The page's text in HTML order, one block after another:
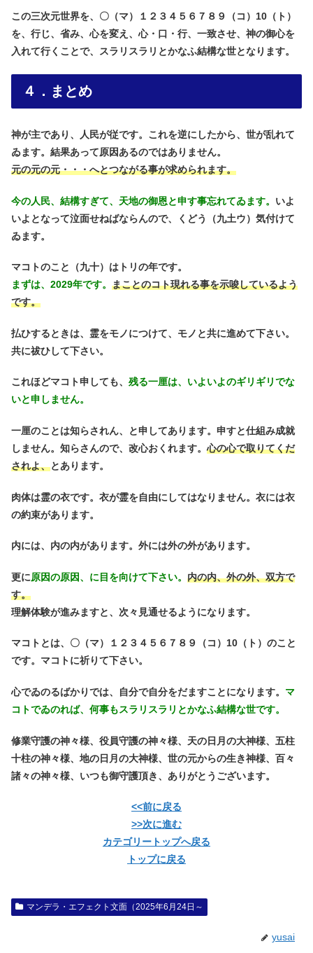
この三次元世界を、〇（マ）１２３４５６７８９（コ）10（ト）
を、行じ、省み、心を変え、心・口・行、一致させ、神の御心を
入れて行くことで、スラリスラリとかなふ結構な世となります。
４．まとめ
神が主であり、人民が従です。これを逆にしたから、世が乱れて
ゐます。結果あって原因あるのではありません。
元の元の元・・・へとつながる事が求められます。
今の人民、結構すぎて、天地の御恩と申す事忘れてゐます。 いよ
いよとなって泣面せねばならんので、くどう（九土ウ）気付けて
ゐます。
マコトのこと（九十）はトリの年です。
まずは、2029年です。 まことのコト現れる事を示唆しているよう
です。
払ひするときは、霊をモノにつけて、モノと共に進めて下さい。
共に祓ひして下さい。
これほどマコト申しても、 残る一厘は、いよいよのギリギリでな
いと申しません。
一厘のことは知らされん、と申してあります。申すと仕組み成就
しません。知らさんので、改心おくれます。 心の心で取りてくだ
されよ、とあります。
肉体は霊の衣です。衣が霊を自由にしてはなりません。衣には衣
の約束があります。
内には、内の内があります。外には外の外があります。
更に原因の原因、に目を向けて下さい。 内の内、外の外、双方で
す。
理解体験が進みますと、次々見通せるようになります。
マコトとは、〇（マ）１２３４５６７８９（コ）10（ト）のこと
です。マコトに祈りて下さい。
心でゐのるばかりでは、自分で自分をだますことになります。 マ
コトでゐのれば、何事もスラリスラリとかなふ結構な世です。
修業守護の神々様、役員守護の神々様、天の日月の大神様、五柱
十柱の神々様、地の日月の大神様、世の元からの生き神様、百々
諸々の神々様、いつも御守護頂き、ありがとうございます。
<<前に戻る
>>次に進む
カテゴリートップへ戻る
トップに戻る
マンデラ・エフェクト文面（2025年6月24日～
yusai